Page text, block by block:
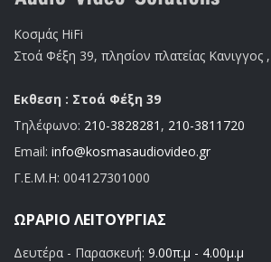
Κοσμάς HiFi
Στοά Φέξη 39, πλησίον πλατείας
Εκθεση : Στοά Φέξη 39
Τηλέφωνο: 210-3828281 , 210-3811720
Email: info@kosmasaudiovideo.gr
Γ.Ε.Μ.Η: 004127301000
ΩΡΆΡΙΟ ΛΕΙΤΟΥΡΓΊΑΣ
Δευτέρα - Παρασκευή: 9.00π.μ - 4.00μ.μ